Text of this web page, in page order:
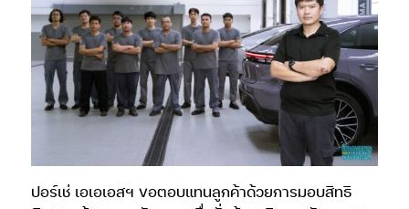
ปอร์เช่ เอเอเอสฯ ขอตอบแทนลูกค้าด้วยการมอบสิทธิ